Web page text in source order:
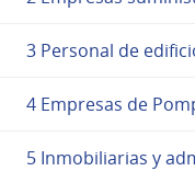
3 Personal de
4 Empresas de
5 Inmobiliarias y